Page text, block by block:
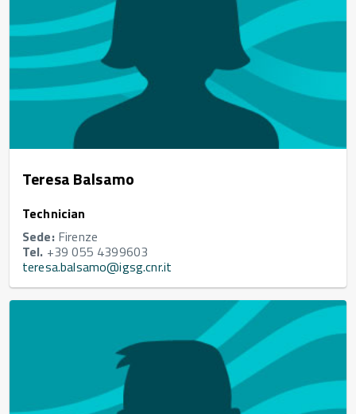
Teresa Balsamo
Technician
Sede:Firenze
Tel. +39 055 4399603
teresa.balsamo@igsg.cnr.it